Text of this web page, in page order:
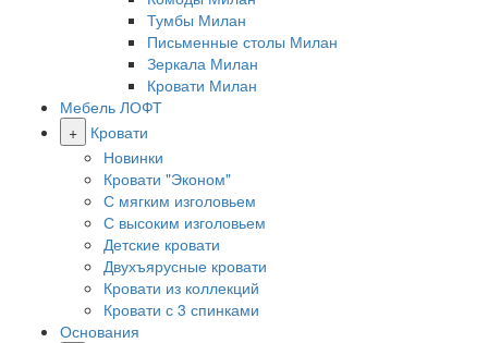
Тумбы Милан
Письменные столы Милан
Зеркала Милан
Кровати Милан
Мебель ЛОФТ
+
Кровати
Новинки
Кровати "Эконом"
С мягким изголовьем
С высоким изголовьем
Детские кровати
Двухъярусные кровати
Кровати из коллекций
Кровати с 3 спинками
Основания